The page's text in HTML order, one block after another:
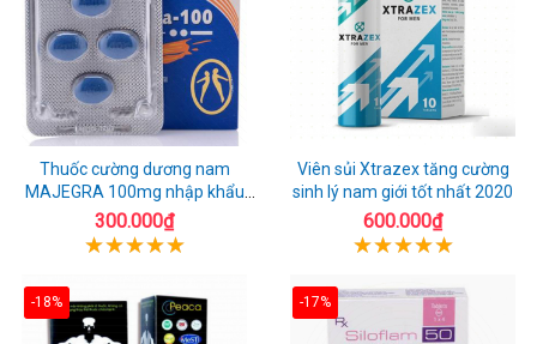
Thuốc cường dương nam
MAJEGRA 100mg nhập khẩu
chính hãng
300.000₫
Viên sủi Xtrazex tăng cường
sinh lý nam giới tốt nhất 2020
600.000₫
-18% -17%